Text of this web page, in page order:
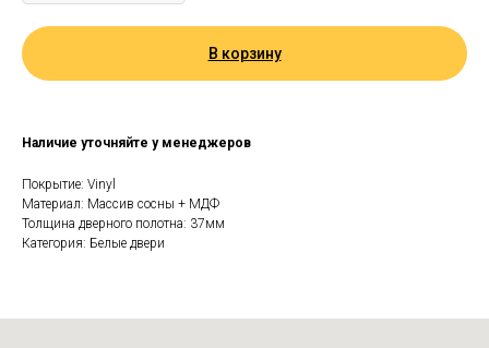
В корзину
Наличие уточняйте у менеджеров
Покрытие: Vinyl
Материал: Массив сосны + МДФ
Толщина дверного полотна: 37мм
Категория: Белые двери